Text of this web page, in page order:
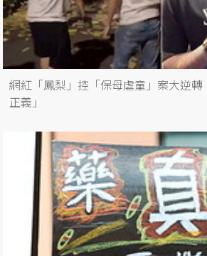
網紅「鳳梨」控「保母虐童」案大逆
正義」